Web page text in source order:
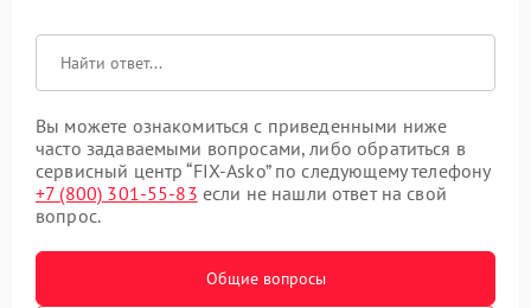
Вы можете ознакомиться с приведенными ниже
часто задаваемыми вопросами, либо обратиться в
сервисный центр “FIX-Asko” по следующему телефону
+7 (800) 301-55-83 если не нашли ответ на свой
вопрос.
Общие вопросы